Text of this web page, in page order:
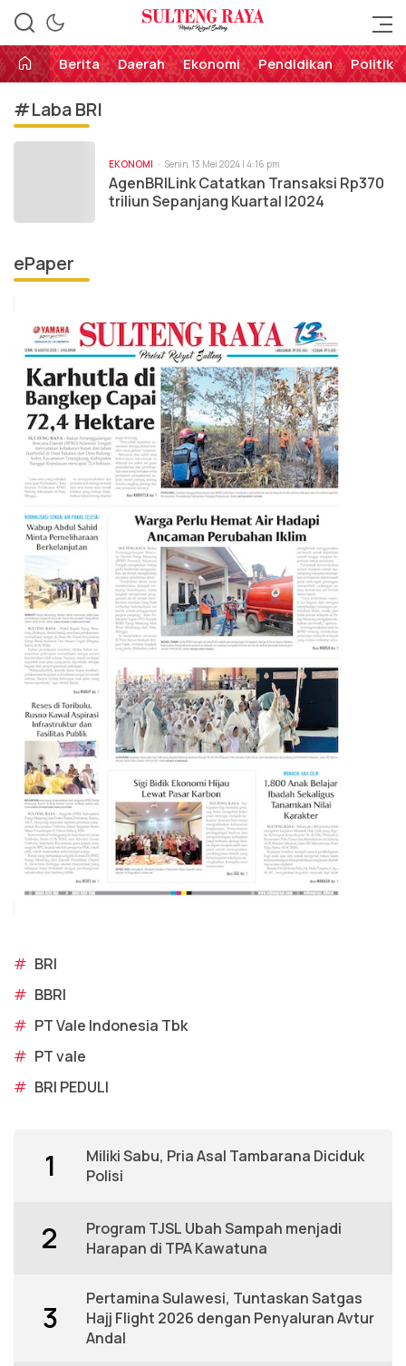
Sulteng Raya
Perekat Rakyat Sulteng
Berita
Daerah Ekonomi Pendidikan Politik
#Laba BRI
EKONOMI Senin, 13 Mei 2024 | 4:16 pm
AgenBRILink Catatkan Transaksi Rp370
triliun Sepanjang Kuartal I2024
ePaper
# BRI
# BBRI
# PT Vale Indonesia Tbk
# PT vale
# BRI PEDULI
1
Miliki Sabu, Pria Asal Tambarana Diciduk
Polisi
2
Program TJSL Ubah Sampah menjadi
Harapan di TPA Kawatuna
3
Pertamina Sulawesi, Tuntaskan Satgas
Hajj Flight 2026 dengan Penyaluran Avtur
Andal